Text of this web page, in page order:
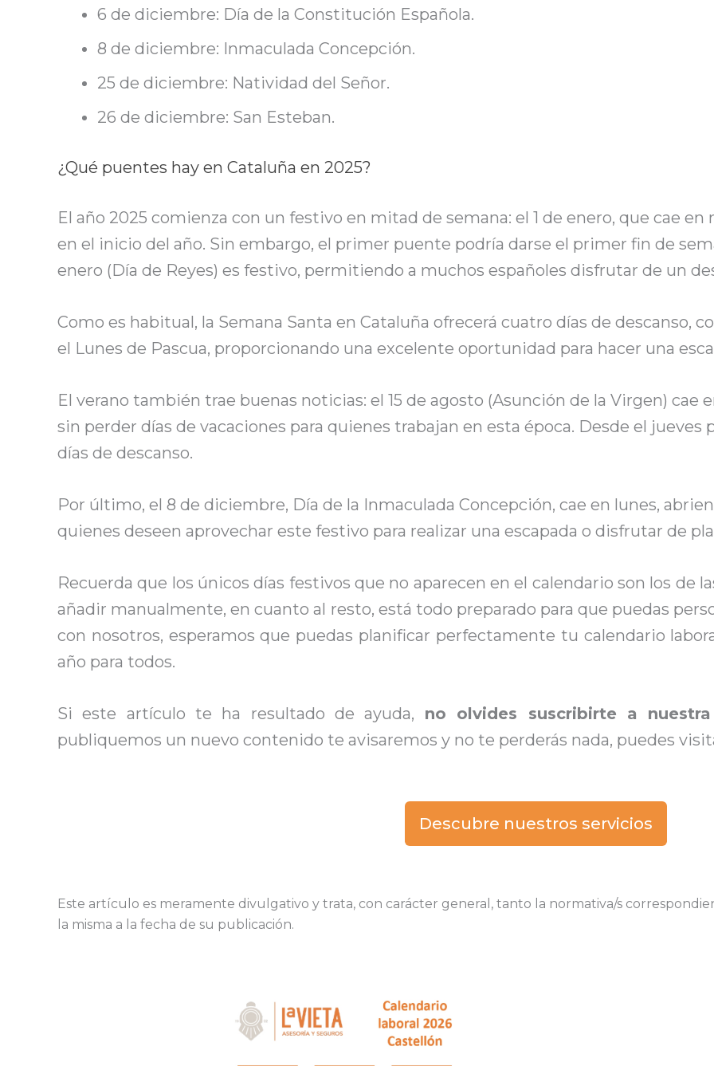
6 de diciembre: Día de la Constitución Española.
8 de diciembre: Inmaculada Concepción.
25 de diciembre: Natividad del Señor.
26 de diciembre: San Esteban.
¿Qué puentes hay en Cataluña en 2025?
El año 2025 comienza con un festivo en mitad de semana: el 1 de enero, que cae
en el inicio del año. Sin embargo, el primer puente podría darse el primer fin de
enero (Día de Reyes) es festivo, permitiendo a muchos españoles disfrutar de un
Como es habitual, la Semana Santa en Cataluña ofrecerá cuatro días de descanso,
el Lunes de Pascua, proporcionando una excelente oportunidad para hacer una
El verano también trae buenas noticias: el 15 de agosto (Asunción de la Virgen)
sin perder días de vacaciones para quienes trabajan en esta época. Desde el
días de descanso.
Por último, el 8 de diciembre, Día de la Inmaculada Concepción, cae en lunes,
quienes deseen aprovechar este festivo para realizar una escapada o disfrutar de
Recuerda que los únicos días festivos que no aparecen en el calendario son los de
añadir manualmente, en cuanto al resto, está todo preparado para que puedas
con nosotros, esperamos que puedas planificar perfectamente tu calendario
año para todos.
Si este artículo te ha resultado de ayuda, no olvides suscribirte a
publiquemos un nuevo contenido te avisaremos y no te perderás nada, puedes
Descubre nuestros servicios
Este artículo es meramente divulgativo y trata, con carácter general, tanto la normativa/s
la misma a la fecha de su publicación.